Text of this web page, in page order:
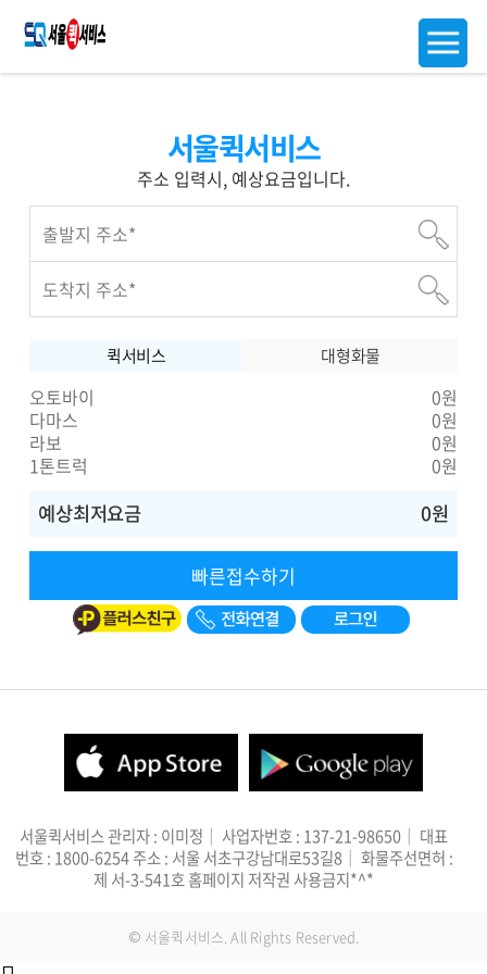
서울퀵서비스
주소 입력시, 예상요금입니다.
퀵서비스 대형화물
오토바이
0원
다마스
0원
라보
0원
1톤트럭
0원
예상최저요금 0원
빠른접수하기
서울퀵서비스 관리자 : 이미정｜ 사업자번호 : 137-21-98650｜ 대표
번호 : 1800-6254 주소 : 서울 서초구강남대로53길8｜ 화물주선면허 :
제 서-3-541호 홈페이지 저작권 사용금지*^*
© 서울퀵서비스. All Rights Reserved.